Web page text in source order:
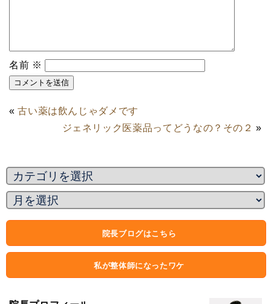
名前 ※
«古い薬は飲んじゃダメです
ジェネリック医薬品ってどうなの？その２ »
院長ブログはこちら
私が整体師になったワケ